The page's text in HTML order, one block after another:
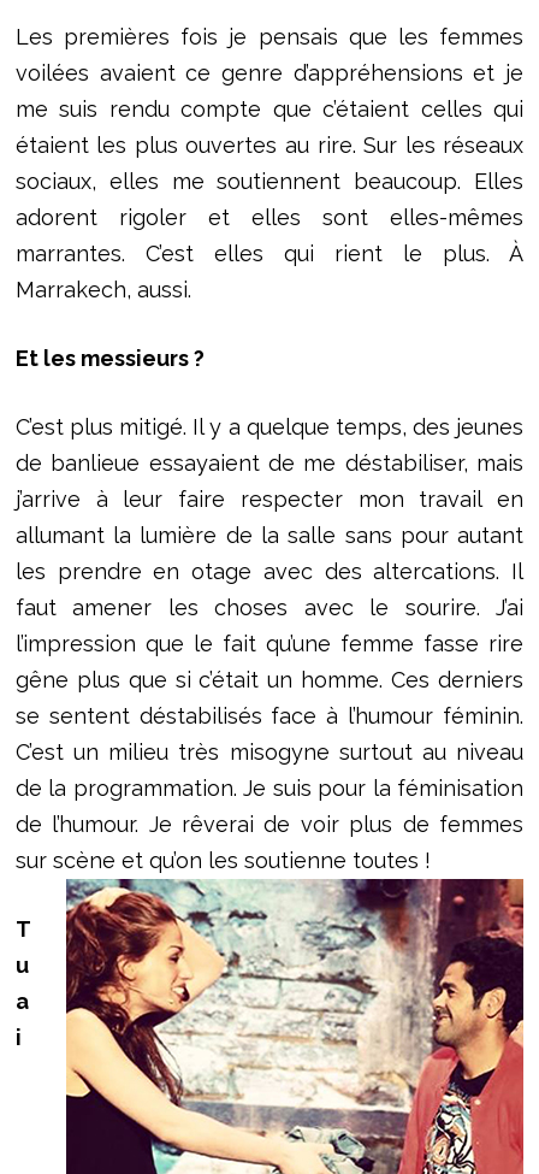
Les premières fois je pensais que les femmes
voilées avaient ce genre d’appréhensions et je
me suis rendu compte que c’étaient celles qui
étaient les plus ouvertes au rire. Sur les réseaux
sociaux, elles me soutiennent beaucoup. Elles
adorent rigoler et elles sont elles-mêmes
marrantes. C’est elles qui rient le plus. À
Marrakech, aussi.
Et les messieurs ?
C’est plus mitigé. Il y a quelque temps, des jeunes
de banlieue essayaient de me déstabiliser, mais
j’arrive à leur faire respecter mon travail en
allumant la lumière de la salle sans pour autant
les prendre en otage avec des altercations. Il
faut amener les choses avec le sourire. J’ai
l’impression que le fait qu’une femme fasse rire
gêne plus que si c’était un homme. Ces derniers
se sentent déstabilisés face à l’humour féminin.
C’est un milieu très misogyne surtout au niveau
de la programmation. Je suis pour la féminisation
de l’humour. Je rêverai de voir plus de femmes
sur scène et qu’on les soutienne toutes !
T
u
a
i